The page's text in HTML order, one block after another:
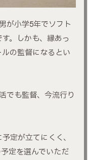
が小学5年でソフト
。しかも、縁あっ
の監督になるとい
でも監督、今流行り
定が立てにくく、
定を選んでいただ